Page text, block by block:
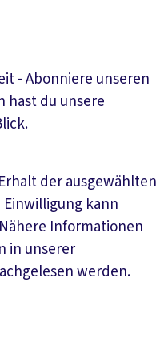
- Abonniere unseren
hast du unsere
der ausgewählten
kann
Informationen
in unserer
werden.